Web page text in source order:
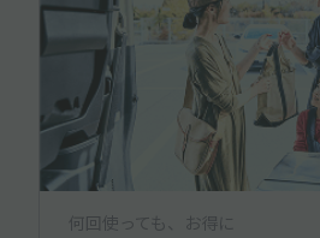
何回使っても、お得に